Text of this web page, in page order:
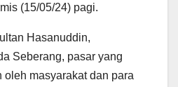
(15/05/24) pagi.
Hasanuddin,
Seberang, pasar yang
masyarakat dan para